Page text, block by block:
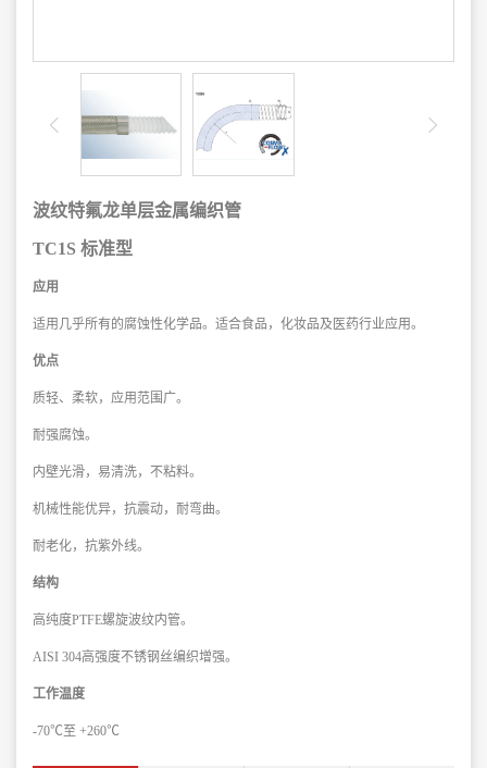
波纹特氟龙单层金属编织管
TC1S 标准型
应用
适用几乎所有的腐蚀性化学品。 适合食品，化妆品及医药行业应用。
优点
质轻、柔软，应用范围广。
耐强腐蚀。
内壁光滑，易清洗，不粘料。
机械性能优异，抗震动，耐弯曲。
耐老化，抗紫外线。
结构
高纯度PTFE螺旋波纹内管。
AISI 304高强度不锈钢丝编织增强。
工作温度
-70℃至 +260℃